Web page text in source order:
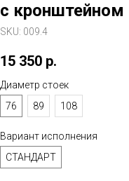
с кронштейном
SKU: 009.4
15 350 р.
Диаметр стоек
76
89 108
Вариант исполнения
СТАНДАРТ